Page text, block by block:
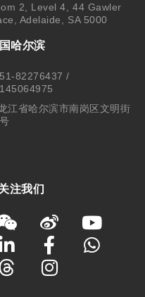
2, Level 4, 44 Gawler
Adelaide, SA 5000
哈尔滨
82276437 /
江省哈尔滨市南岗区文明街
注我们